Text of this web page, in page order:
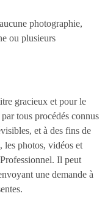
photographie,
ou plusieurs
gracieux et pour le
tous procédés connus
et à des fins de
les photos, vidéos et
Il peut
une demande à